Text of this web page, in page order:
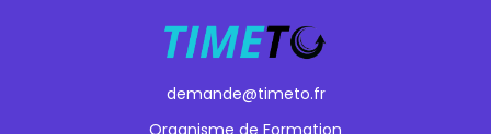
demande@timeto.fr
Organisme de Formation